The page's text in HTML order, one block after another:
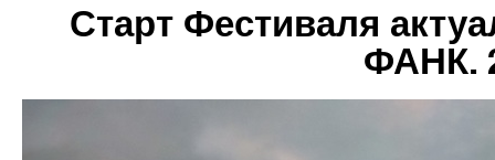
Старт Фестиваля
ФАНК.